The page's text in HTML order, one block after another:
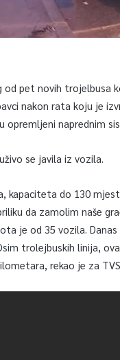
pet novih trojelbusa
nakon rata koju je
opremljeni naprednim
se javila iz vozila.
kapaciteta do 130
da zamolim naše
je od 35 vozila.
trolejbuskih linija,
rekao je za